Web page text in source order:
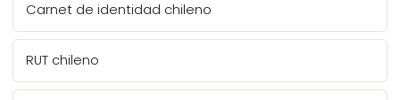
Carnet de identidad chileno
RUT chileno